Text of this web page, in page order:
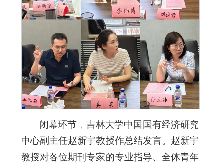
闭幕环节，吉林大学中国国有经济研究
中心副主任赵新宇教授作总结发言。赵新宇
教授对各位期刊专家的专业指导、全体青年